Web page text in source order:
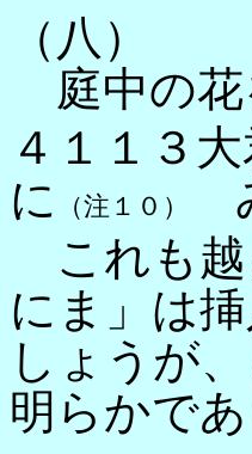
（八）
庭中の花
４１１３
に
（注１０）
これも越
にま」は
しょうが
明らかであ